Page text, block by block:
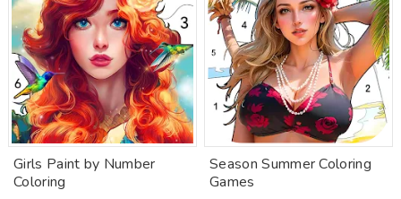
Girls Paint by Number
Coloring
Season Summer Coloring
Games